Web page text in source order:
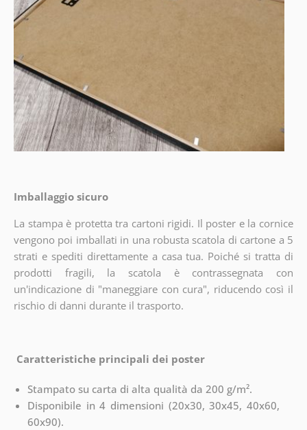
Imballaggio sicuro
La stampa è protetta tra cartoni rigidi. Il poster e la cornice
vengono poi imballati in una robusta scatola di cartone a 5
strati e spediti direttamente a casa tua. Poiché si tratta di
prodotti fragili, la scatola è contrassegnata con
un'indicazione di "maneggiare con cura", riducendo così il
rischio di danni durante il trasporto.
Caratteristiche principali dei poster
Stampato su carta di alta qualità da 200 g/m².
Disponibile in 4 dimensioni (20x30, 30x45, 40x60,
60x90).